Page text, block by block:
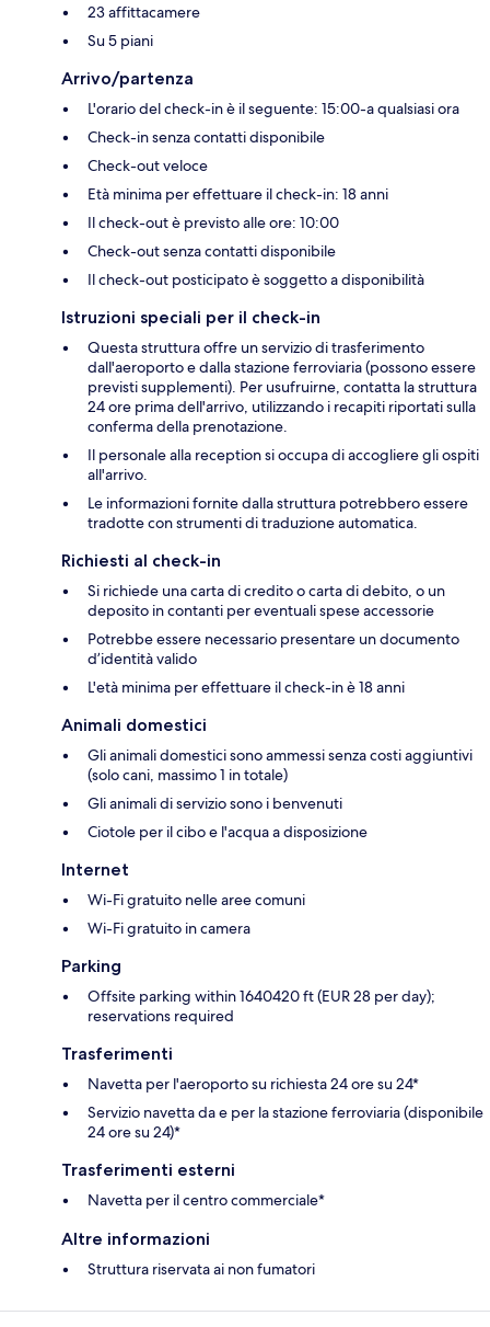
23 affittacamere
Su 5 piani
Arrivo/partenza
L'orario del check-in è il seguente: 15:00-a qualsiasi ora
Check-in senza contatti disponibile
Check-out veloce
Età minima per effettuare il check-in: 18 anni
Il check-out è previsto alle ore: 10:00
Check-out senza contatti disponibile
Il check-out posticipato è soggetto a disponibilità
Istruzioni speciali per il check-in
Questa struttura offre un servizio di trasferimento
dall'aeroporto e dalla stazione ferroviaria (possono essere
previsti supplementi). Per usufruirne, contatta la struttura
24 ore prima dell'arrivo, utilizzando i recapiti riportati sulla
conferma della prenotazione.
Il personale alla reception si occupa di accogliere gli ospiti
all'arrivo.
Le informazioni fornite dalla struttura potrebbero essere
tradotte con strumenti di traduzione automatica.
Richiesti al check-in
Si richiede una carta di credito o carta di debito, o un
deposito in contanti per eventuali spese accessorie
Potrebbe essere necessario presentare un documento
d’identità valido
L'età minima per effettuare il check-in è 18 anni
Animali domestici
Gli animali domestici sono ammessi senza costi aggiuntivi
(solo cani, massimo 1 in totale)
Gli animali di servizio sono i benvenuti
Ciotole per il cibo e l'acqua a disposizione
Internet
Wi-Fi gratuito nelle aree comuni
Wi-Fi gratuito in camera
Parking
Offsite parking within 1640420 ft (EUR 28 per day);
reservations required
Trasferimenti
Navetta per l'aeroporto su richiesta 24 ore su 24*
Servizio navetta da e per la stazione ferroviaria (disponibile
24 ore su 24)*
Trasferimenti esterni
Navetta per il centro commerciale*
Altre informazioni
Struttura riservata ai non fumatori